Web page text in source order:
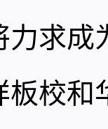
求
校